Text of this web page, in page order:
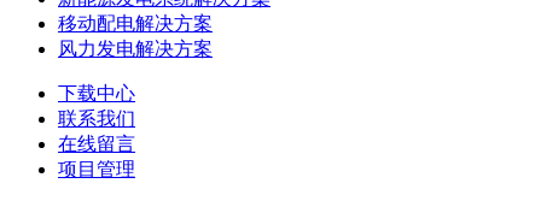
移动配电解决方案
风力发电解决方案
下载中心
联系我们
在线留言
项目管理